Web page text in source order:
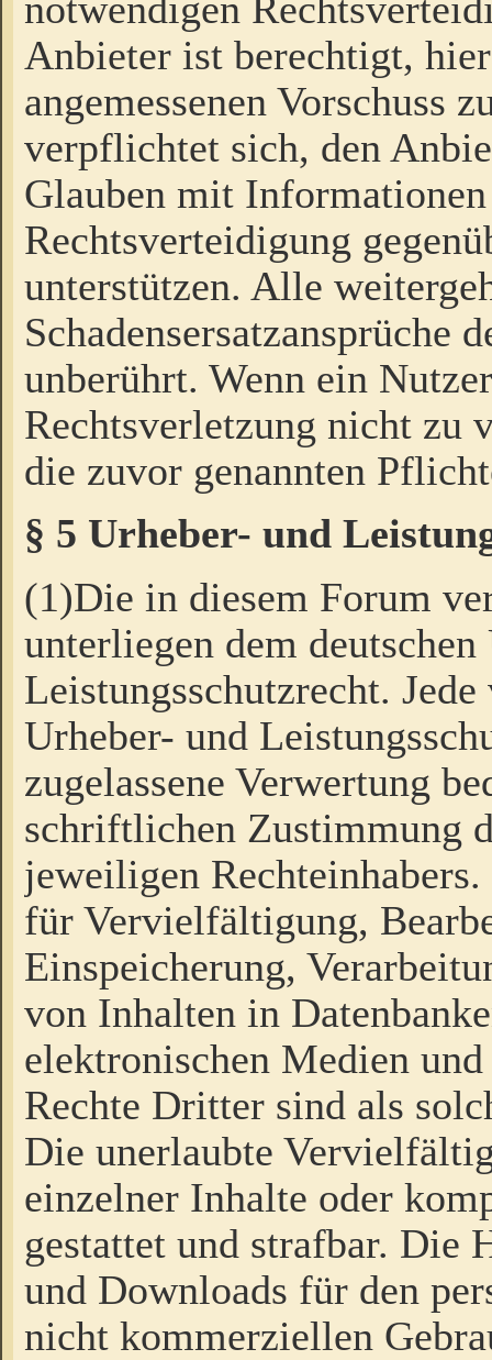
Anbieter ist berechtigt,
angemessenen Vorschuss
verpflichtet sich, den
Glauben mit
Rechtsverteidigung
unterstützen. Alle
Schadensersatzansprüche
unberührt. Wenn ein
Rechtsverletzung nicht zu
die zuvor genannten
§ 5 Urheber- und
(1)Die in diesem Forum
unterliegen dem
Leistungsschutzrecht.
Urheber- und
zugelassene Verwertung
schriftlichen Zustimmung
jeweiligen
für Vervielfältigung,
Einspeicherung,
von Inhalten in
elektronischen Medien
Rechte Dritter sind als
Die unerlaubte
einzelner Inhalte oder
gestattet und strafbar. Die
und Downloads für den
nicht kommerziellen